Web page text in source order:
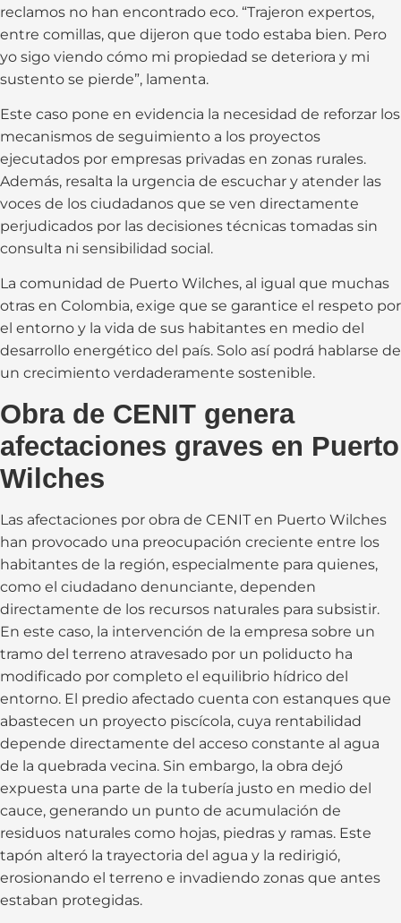
reclamos no han encontrado eco. “Trajeron expertos,
entre comillas, que dijeron que todo estaba bien. Pero
yo sigo viendo cómo mi propiedad se deteriora y mi
sustento se pierde”, lamenta.
Este caso pone en evidencia la necesidad de reforzar los
mecanismos de seguimiento a los proyectos
ejecutados por empresas privadas en zonas rurales.
Además, resalta la urgencia de escuchar y atender las
voces de los ciudadanos que se ven directamente
perjudicados por las decisiones técnicas tomadas sin
consulta ni sensibilidad social.
La comunidad de Puerto Wilches, al igual que muchas
otras en Colombia, exige que se garantice el respeto por
el entorno y la vida de sus habitantes en medio del
desarrollo energético del país. Solo así podrá hablarse de
un crecimiento verdaderamente sostenible.
Obra de CENIT genera
afectaciones graves en Puerto
Wilches
Las afectaciones por obra de CENIT en Puerto Wilches
han provocado una preocupación creciente entre los
habitantes de la región, especialmente para quienes,
como el ciudadano denunciante, dependen
directamente de los recursos naturales para subsistir.
En este caso, la intervención de la empresa sobre un
tramo del terreno atravesado por un poliducto ha
modificado por completo el equilibrio hídrico del
entorno. El predio afectado cuenta con estanques que
abastecen un proyecto piscícola, cuya rentabilidad
depende directamente del acceso constante al agua
de la quebrada vecina. Sin embargo, la obra dejó
expuesta una parte de la tubería justo en medio del
cauce, generando un punto de acumulación de
residuos naturales como hojas, piedras y ramas. Este
tapón alteró la trayectoria del agua y la redirigió,
erosionando el terreno e invadiendo zonas que antes
estaban protegidas.